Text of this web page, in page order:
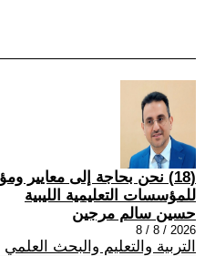
(18) نحن بحاجة إلى معايير
للمؤسسات التعليمية الليبية
حسين سالم مرجين
2026 / 8 / 8
التربية والتعليم والبحث العلمي